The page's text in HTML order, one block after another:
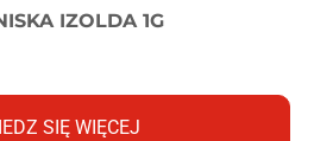
IZOLDA 1G
SIĘ WIĘCEJ